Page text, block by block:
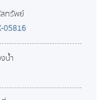
ทรัพย์
05816
น้ำ